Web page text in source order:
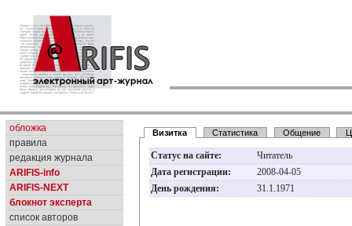
обложка
правила
редакция журнала
ARIFIS-info
ARIFIS-NEXT
блокнот эксперта
список авторов
Визитка Статистика Общение
Статус на сайте:
Читатель
Дата регистрации:
2008-04-05
День рождения:
31.1.1971